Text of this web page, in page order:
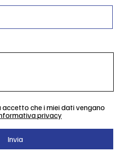
che i miei dati vengano
privacy
Invia